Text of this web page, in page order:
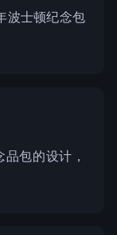
波士顿纪念包
包的设计，